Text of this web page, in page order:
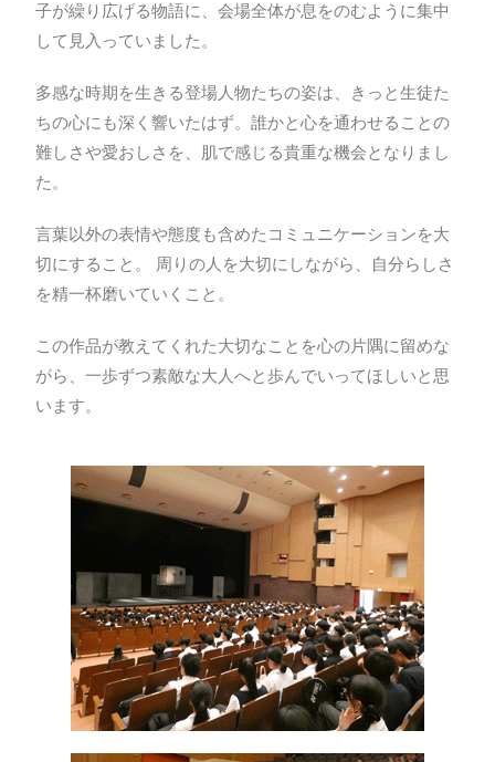
子が繰り広げる物語に、会場全体が息をのむように集中
して見入っていました。
多感な時期を生きる登場人物たちの姿は、きっと生徒た
ちの心にも深く響いたはず。誰かと心を通わせることの
難しさや愛おしさを、肌で感じる貴重な機会となりまし
た。
言葉以外の表情や態度も含めたコミュニケーションを大
切にすること。 周りの人を大切にしながら、自分らしさ
を精一杯磨いていくこと。
この作品が教えてくれた大切なことを心の片隅に留めな
がら、一歩ずつ素敵な大人へと歩んでいってほしいと思
います。